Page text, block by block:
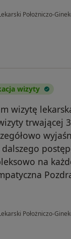
Położniczo-
wizyty
wizytę
trwającej
na
Położniczo-